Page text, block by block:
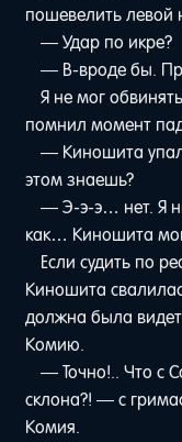
пошевелить левой
— Удар по икре?
— В-вроде бы.
Я не мог
помнил момент
— Киношита
этом знаешь?
— Э-э-э… нет. Я
как… Киношита
Если судить по
Киношита
должна была
Комию.
— Точно!.. Что с
склона?! — с
Комия.